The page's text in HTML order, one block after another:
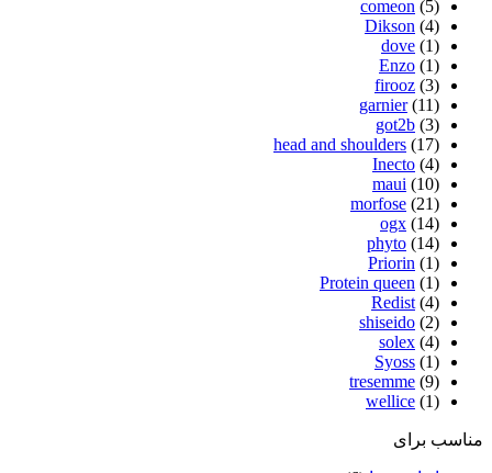
Africas Best (1)
Alpecin (6)
babaria (6)
batiste (10)
Bioxcin (7)
Cantu (2)
cerita (3)
comeon (5)
Dikson (4)
dove (1)
Enzo (1)
firooz (3)
garnier (11)
got2b (3)
head and shoulders (17)
Inecto (4)
maui (10)
morfose (21)
ogx (14)
phyto (14)
Priorin
Protein queen (1)
Redist
(4)